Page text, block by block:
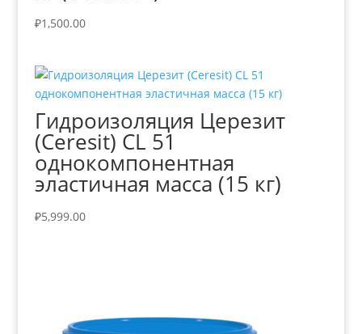
₽1,500.00
Гидроизоляция Церезит
(Ceresit) CL 51
однокомпонентная
эластичная масса (15 кг)
₽5,999.00